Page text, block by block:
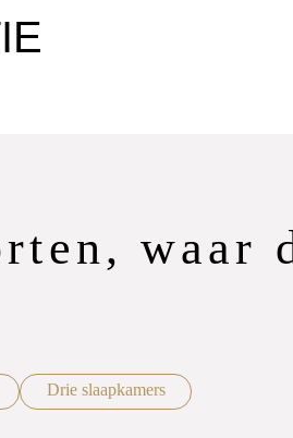
waar
Drie slaapkamers